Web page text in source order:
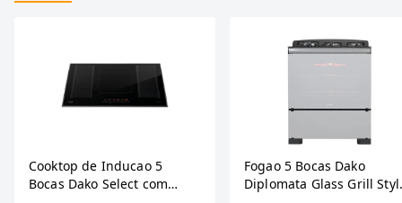
Cooktop de Inducao 5
Bocas Dako Select com
Fogao 5 Bocas Dako
Diplomata Glass Grill